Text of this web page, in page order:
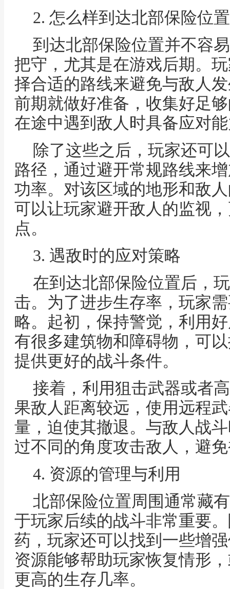
2. 怎么样到达北部保险位置
到达北部保险位置并不容
把守，尤其是在游戏后期。
择合适的路线来避免与敌人
前期就做好准备，收集好足
在途中遇到敌人时具备应对
除了这些之后，玩家还可
路径，通过避开常规路线来
功率。对该区域的地形和敌
可以让玩家避开敌人的监视
点。
3. 遇敌时的应对策略
在到达北部保险位置后，
击。为了进步生存率，玩家
略。起初，保持警觉，利用
有很多建筑物和障碍物，可
提供更好的战斗条件。
接着，利用狙击武器或者
果敌人距离较远，使用远程
量，迫使其撤退。与敌人战
过不同的角度攻击敌人，避
4. 资源的管理与利用
北部保险位置周围通常藏
于玩家后续的战斗非常重要
药，玩家还可以找到一些增
资源能够帮助玩家恢复情形
更高的生存几率。